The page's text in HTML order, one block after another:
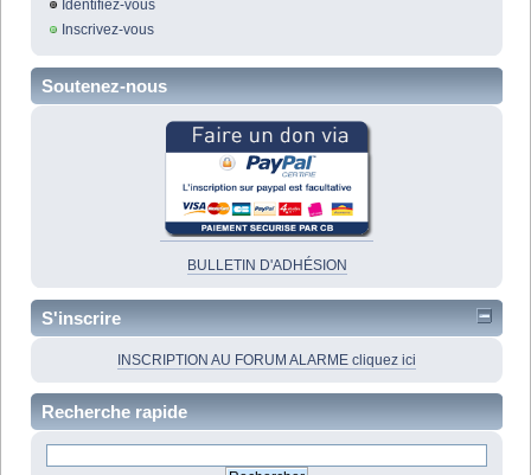
Identifiez-vous
Inscrivez-vous
Soutenez-nous
BULLETIN D'ADHÉSION
S'inscrire
INSCRIPTION AU FORUM ALARME cliquez ici
Recherche rapide